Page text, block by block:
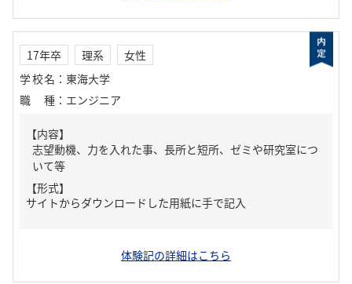
17年卒 理系
女性
学校名 ： 東海大学
職種 ： エンジニア
【内容】
志望動機、力を入れた事、長所と短所、ゼミや研究室につ
いて等
【形式】
サイトからダウンロードした用紙に手で記入
体験記の詳細はこちら